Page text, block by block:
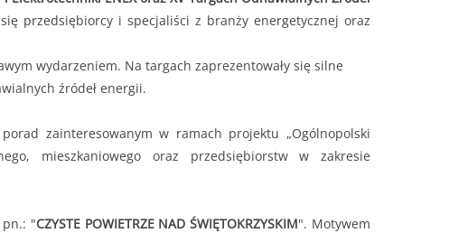
przedsiębiorcy i specjaliści z branży energetycznej oraz
wydarzeniem. Na targach zaprezentowały się silne
źródeł energii.
zainteresowanym w ramach projektu „Ogólnopolski
mieszkaniowego oraz przedsiębiorstw w zakresie
"CZYSTE POWIETRZE NAD ŚWIĘTOKRZYSKIM". Motywem